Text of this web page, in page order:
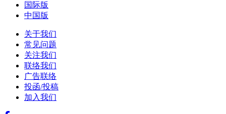
国际版
中国版
关于我们
常见问题
关注我们
联络我们
广告联络
投函/投稿
加入我们